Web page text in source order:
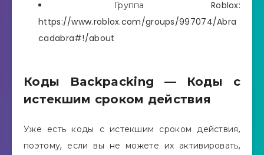
Группа Roblox:
https://www.roblox.com/groups/997074/Abra
cadabra#!/about
Коды Backpacking — Коды с
истекшим сроком действия
Уже есть коды с истекшим сроком действия,
поэтому, если вы не можете их активировать,